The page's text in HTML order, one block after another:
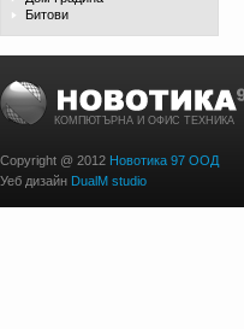
Битови
КОМПЮТЪРНА И ОФИС ТЕХНИКА
Copyright @ 2012 Новотика 97 ООД
Уеб дизайн DualM studio